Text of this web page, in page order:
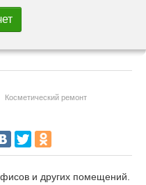
Косметический ремонт
и других помещений.